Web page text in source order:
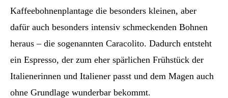
Kaffeebohnenplantage die besonders kleinen, aber
dafür auch besonders intensiv schmeckenden Bohnen
heraus – die sogenannten Caracolito. Dadurch entsteht
ein Espresso, der zum eher spärlichen Frühstück der
Italienerinnen und Italiener passt und dem Magen auch
ohne Grundlage wunderbar bekommt.